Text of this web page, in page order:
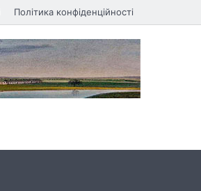
Політика конфіденційності